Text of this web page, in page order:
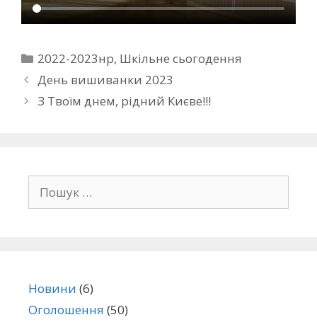
2022-2023нр, Шкільне сьогодення
День вишиванки 2023
З Твоїм днем, рідний Києве!!!
Новини (6)
Оголошення (50)